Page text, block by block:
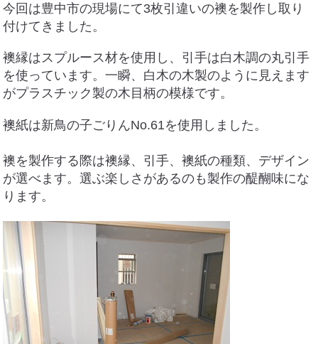
サイトマップ
今回は豊中市の現場にて3枚引違いの襖を製作し取り
付けてきました。
襖縁はスプルース材を使用し、引手は白木調の丸引手
を使っています。一瞬、白木の木製のように見えます
がプラスチック製の木目柄の模様です。
襖紙は新鳥の子ごりんNo.61を使用しました。
襖を製作する際は襖縁、引手、襖紙の種類、デザイン
が選べます。選ぶ楽しさがあるのも製作の醍醐味にな
ります。